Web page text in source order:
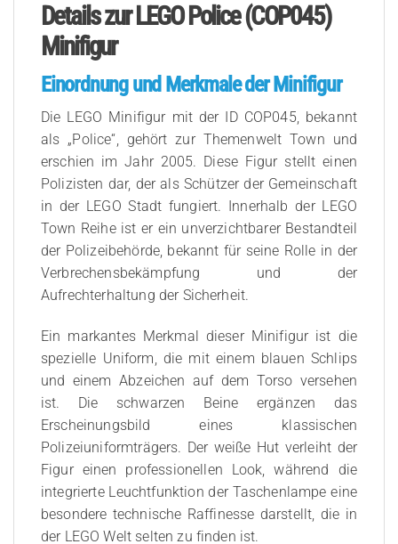
Details zur LEGO Police (COP045)
Minifigur
Einordnung und Merkmale der Minifigur
Die LEGO Minifigur mit der ID COP045, bekannt
als „Police“, gehört zur Themenwelt Town und
erschien im Jahr 2005. Diese Figur stellt einen
Polizisten dar, der als Schützer der Gemeinschaft
in der LEGO Stadt fungiert. Innerhalb der LEGO
Town Reihe ist er ein unverzichtbarer Bestandteil
der Polizeibehörde, bekannt für seine Rolle in der
Verbrechensbekämpfung und der
Aufrechterhaltung der Sicherheit.
Ein markantes Merkmal dieser Minifigur ist die
spezielle Uniform, die mit einem blauen Schlips
und einem Abzeichen auf dem Torso versehen
ist. Die schwarzen Beine ergänzen das
Erscheinungsbild eines klassischen
Polizeiuniformträgers. Der weiße Hut verleiht der
Figur einen professionellen Look, während die
integrierte Leuchtfunktion der Taschenlampe eine
besondere technische Raffinesse darstellt, die in
der LEGO Welt selten zu finden ist.